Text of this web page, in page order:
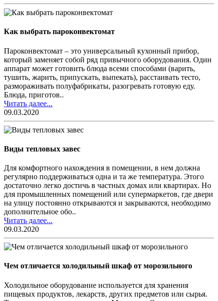
Как выбрать пароконвектомат
Пароконвектомат – это универсальный кухонный прибор,
который заменяет собой ряд привычного оборудования. Один
аппарат может готовить блюда всеми способами (варить,
тушить, жарить, припускать, выпекать), расстаивать тесто,
размораживать полуфабрикаты, разогревать готовую еду.
Блюда, приготов..
Читать далее...
09.03.2020
Виды тепловых завес
Для комфортного нахождения в помещении, в нем должна
регулярно поддерживаться одна и та же температура. Этого
достаточно легко достичь в частных домах или квартирах. Но
для промышленных помещений или супермаркетов, где двери
на улицу постоянно открываются и закрываются, необходимо
дополнительное обо..
Читать далее...
09.03.2020
Чем отличается холодильный шкаф от морозильного
Холодильное оборудование используется для хранения
пищевых продуктов, лекарств, других предметов или сырья.